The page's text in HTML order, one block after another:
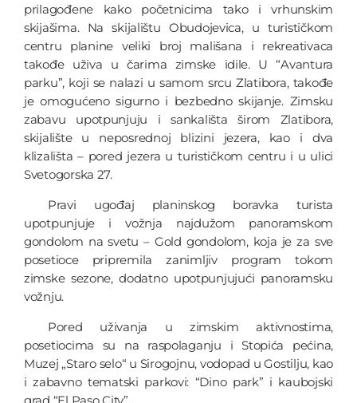
prilagođene kako početnicima tako i vrhunskim
skijašima. Na skijalištu Obudojevica, u turističkom
centru planine veliki broj mališana i rekreativaca
takođe uživa u čarima zimske idile. U “Avantura
parku”, koji se nalazi u samom srcu Zlatibora, takođe
je omogućeno sigurno i bezbedno skijanje. Zimsku
zabavu upotpunjuju i sankališta širom Zlatibora,
skijalište u neposrednoj blizini jezera, kao i dva
klizališta – pored jezera u turističkom centru i u ulici
Svetogorska 27.
Pravi ugođaj planinskog boravka turista
upotpunjuje i vožnja najdužom panoramskom
gondolom na svetu – Gold gondolom, koja je za sve
posetioce pripremila zanimljiv program tokom
zimske sezone, dodatno upotpunjujući panoramsku
vožnju.
Pored uživanja u zimskim aktivnostima,
posetiocima su na raspolaganju i Stopića pećina,
Muzej „Staro selo“ u Sirogojnu, vodopad u Gostilju, kao
i zabavno tematski parkovi: “Dino park” i kaubojski